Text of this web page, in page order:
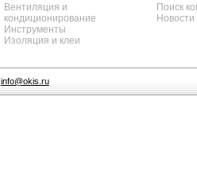
Вентиляция и
кондиционирование
Инструменты
Изоляция и клеи
Поиск
info@okis.ru